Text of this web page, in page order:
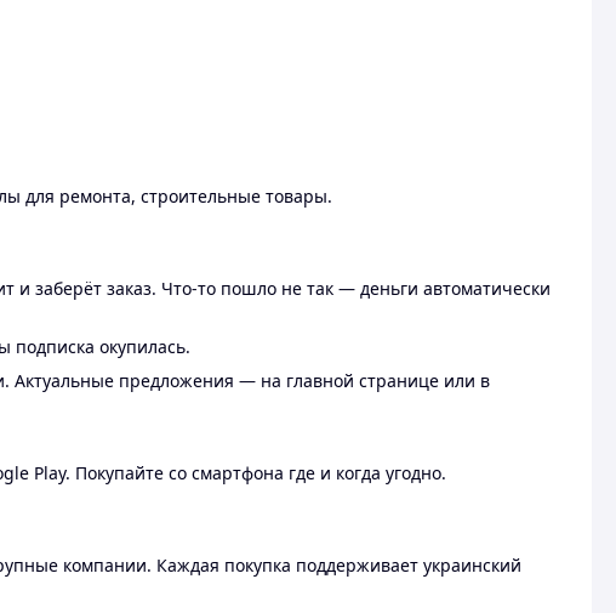
для ремонта, строительные товары.
и заберёт заказ. Что-то пошло не так — деньги автоматически
подписка окупилась.
Актуальные предложения — на главной странице или в
Play. Покупайте со смартфона где и когда угодно.
компании. Каждая покупка поддерживает украинский